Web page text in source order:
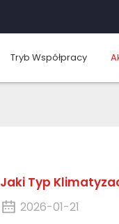
Tryb Współpracy
Jaki Typ
2026-01-21